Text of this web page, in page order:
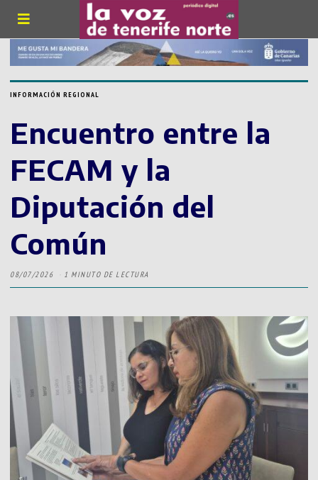
INFORMACIÓN REGIONAL
Encuentro entre la
FECAM y la
Diputación del
Común
08/07/2026 1 MINUTO DE LECTURA